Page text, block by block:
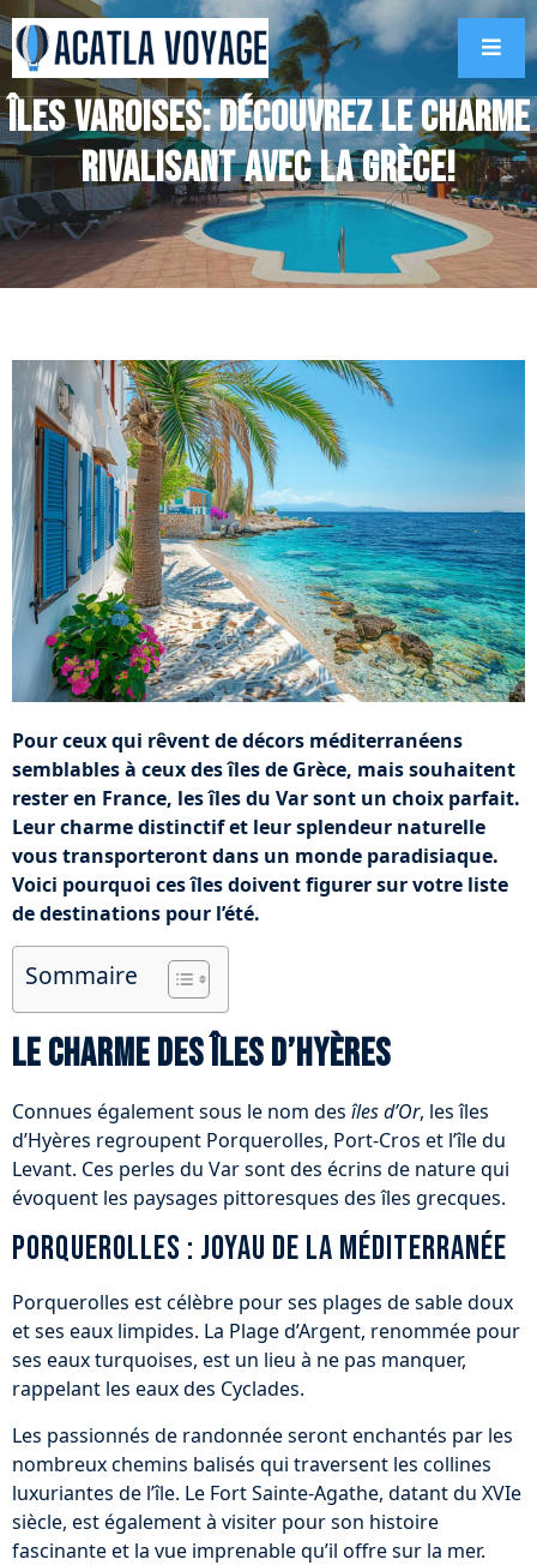
Îles varoises: découvrez le charme
rivalisant avec la Grèce!
Pour ceux qui rêvent de décors méditerranéens
semblables à ceux des îles de Grèce, mais souhaitent
rester en France, les îles du Var sont un choix parfait.
Leur charme distinctif et leur splendeur naturelle
vous transporteront dans un monde paradisiaque.
Voici pourquoi ces îles doivent figurer sur votre liste
de destinations pour l’été.
Sommaire
Le charme des îles d’Hyères
Connues également sous le nom des îles d’Or, les îles
d’Hyères regroupent Porquerolles, Port-Cros et l’île du
Levant. Ces perles du Var sont des écrins de nature qui
évoquent les paysages pittoresques des îles grecques.
Porquerolles : joyau de la Méditerranée
Porquerolles est célèbre pour ses plages de sable doux
et ses eaux limpides. La Plage d’Argent, renommée pour
ses eaux turquoises, est un lieu à ne pas manquer,
rappelant les eaux des Cyclades.
Les passionnés de randonnée seront enchantés par les
nombreux chemins balisés qui traversent les collines
luxuriantes de l’île. Le Fort Sainte-Agathe, datant du XVIe
siècle, est également à visiter pour son histoire
fascinante et la vue imprenable qu’il offre sur la mer.